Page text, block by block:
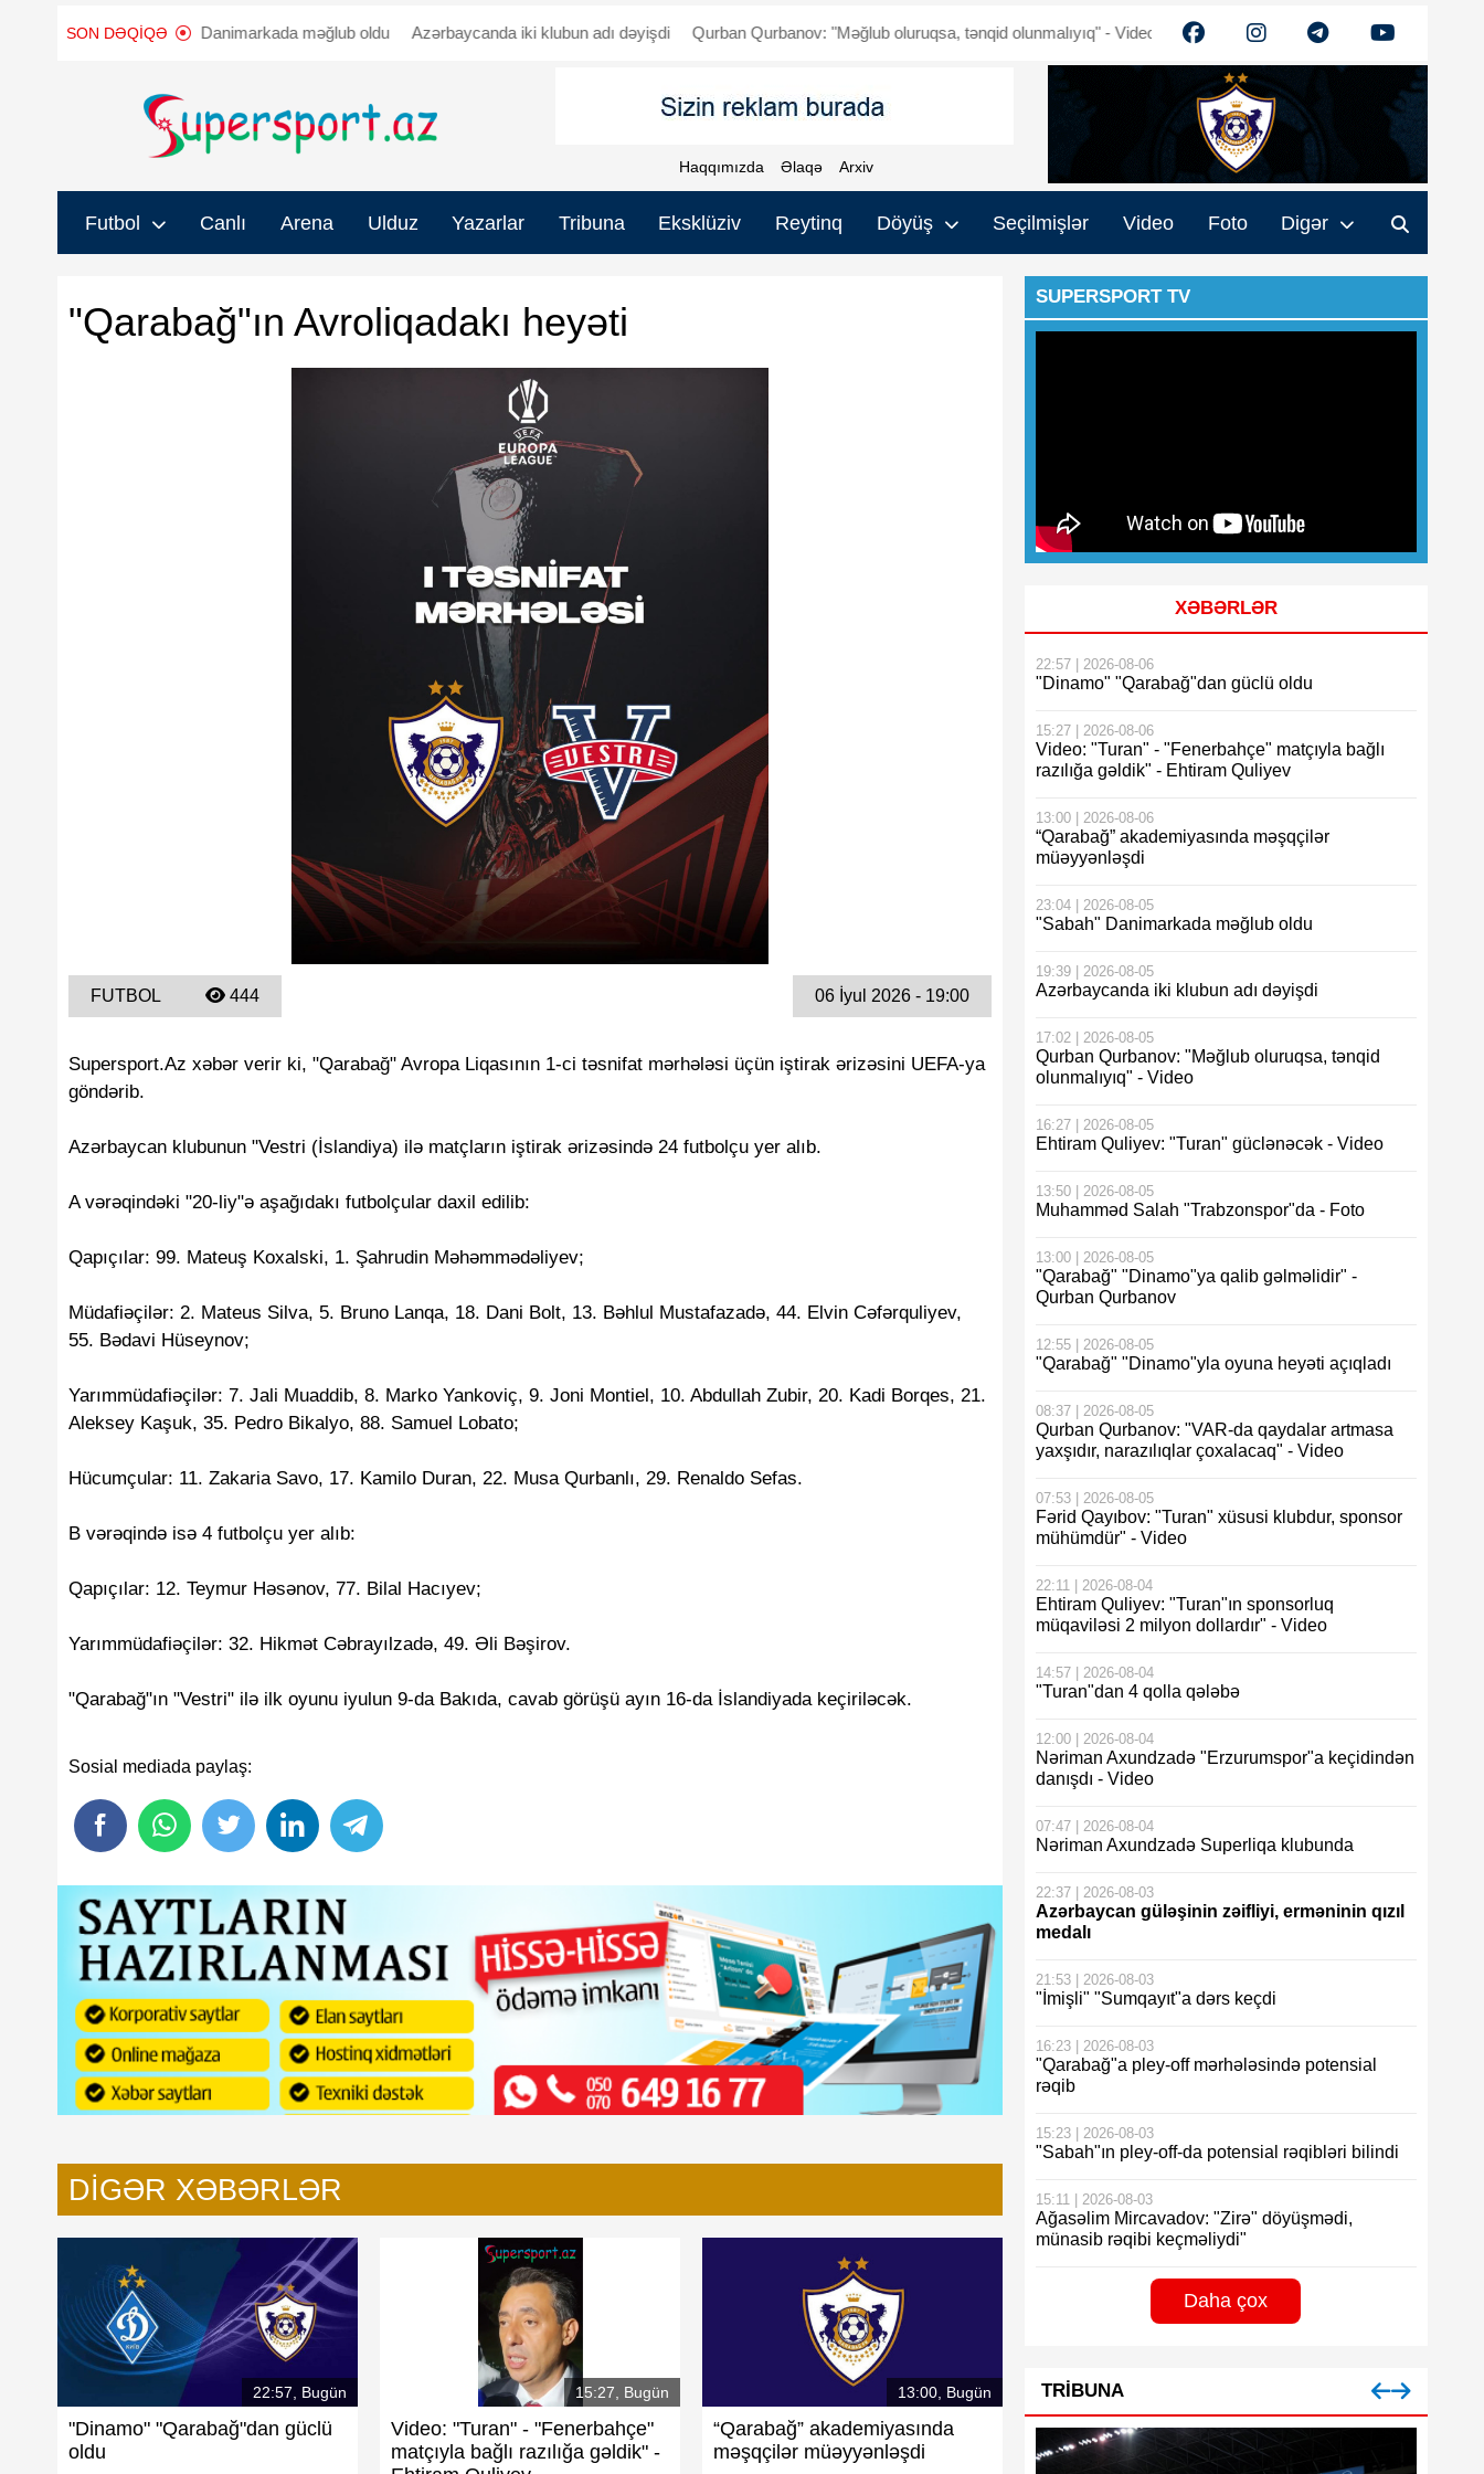
SON DƏQIQƏ
"Sabah" Danimarkada məğlub oldu Azərbaycanda iki klubun adı dəyişdi Qurban Qurbanov: "Məğlub oluruqsa, tənqid olunmalıyıq" - Video Ehtiram Quliyev: "Turan" güclənəcək - Video
Haqqımızda Əlaqə Arxiv
Futbol Canlı Arena Ulduz Yazarlar Tribuna Eksklüziv Reytinq Döyüş Seçilmişlər Video Foto Digər
"Qarabağ"ın Avroliqadakı heyəti
FUTBOL 444 06 İyul 2026 - 19:00
Supersport.Az xəbər verir ki, "Qarabağ" Avropa Liqasının 1-ci təsnifat mərhələsi üçün iştirak ərizəsini UEFA-ya
göndərib.
Azərbaycan klubunun "Vestri (İslandiya) ilə matçların iştirak ərizəsində 24 futbolçu yer alıb.
A vərəqindəki "20-liy"ə aşağıdakı futbolçular daxil edilib:
Qapıçılar: 99. Mateuş Koxalski, 1. Şahrudin Məhəmmədəliyev;
Müdafiəçilər: 2. Mateus Silva, 5. Bruno Lanqa, 18. Dani Bolt, 13. Bəhlul Mustafazadə, 44. Elvin Cəfərquliyev,
55. Bədavi Hüseynov;
Yarımmüdafiəçilər: 7. Jali Muaddib, 8. Marko Yankoviç, 9. Joni Montiel, 10. Abdullah Zubir, 20. Kadi Borqes, 21.
Aleksey Kaşuk, 35. Pedro Bikalyo, 88. Samuel Lobato;
Hücumçular: 11. Zakaria Savo, 17. Kamilo Duran, 22. Musa Qurbanlı, 29. Renaldo Sefas.
B vərəqində isə 4 futbolçu yer alıb:
Qapıçılar: 12. Teymur Həsənov, 77. Bilal Hacıyev;
Yarımmüdafiəçilər: 32. Hikmət Cəbrayılzadə, 49. Əli Bəşirov.
"Qarabağ"ın "Vestri" ilə ilk oyunu iyulun 9-da Bakıda, cavab görüşü ayın 16-da İslandiyada keçiriləcək.
Sosial mediada paylaş:
DIGƏR XƏBƏRLƏR
22:57, Bugün
"Dinamo" "Qarabağ"dan güclü
oldu
15:27, Bugün
Video: "Turan" - "Fenerbahçe"
matçıyla bağlı razılığa gəldik" -
13:00, Bugün
“Qarabağ” akademiyasında
məşqçilər müəyyənləşdi
SUPERSPORT TV
XƏBƏRLƏR
22:57 | 2026-08-06
"Dinamo" "Qarabağ"dan güclü oldu
15:27 | 2026-08-06
Video: "Turan" - "Fenerbahçe" matçıyla bağlı
razılığa gəldik" - Ehtiram Quliyev
13:00 | 2026-08-06
“Qarabağ” akademiyasında məşqçilər
müəyyənləşdi
23:04 | 2026-08-05
"Sabah" Danimarkada məğlub oldu
19:39 | 2026-08-05
Azərbaycanda iki klubun adı dəyişdi
17:02 | 2026-08-05
Qurban Qurbanov: "Məğlub oluruqsa, tənqid
olunmalıyıq" - Video
16:27 | 2026-08-05
Ehtiram Quliyev: "Turan" güclənəcək - Video
13:50 | 2026-08-05
Muhamməd Salah "Trabzonspor"da - Foto
13:00 | 2026-08-05
"Qarabağ" "Dinamo"ya qalib gəlməlidir" -
Qurban Qurbanov
12:55 | 2026-08-05
"Qarabağ" "Dinamo"yla oyuna heyəti açıqladı
08:37 | 2026-08-05
Qurban Qurbanov: "VAR-da qaydalar artmasa
yaxşıdır, narazılıqlar çoxalacaq" - Video
07:53 | 2026-08-05
Fərid Qayıbov: "Turan" xüsusi klubdur, sponsor
mühümdür" - Video
22:11 | 2026-08-04
Ehtiram Quliyev: "Turan"ın sponsorluq
müqaviləsi 2 milyon dollardır" - Video
14:57 | 2026-08-04
"Turan"dan 4 qolla qələbə
12:00 | 2026-08-04
Nəriman Axundzadə "Erzurumspor"a keçidindən
danışdı - Video
07:47 | 2026-08-04
Nəriman Axundzadə Superliqa klubunda
22:37 | 2026-08-03
Azərbaycan güləşinin zəifliyi, erməninin qızıl
medalı
21:53 | 2026-08-03
"İmişli" "Sumqayıt"a dərs keçdi
16:23 | 2026-08-03
"Qarabağ"a pley-off mərhələsində potensial
rəqib
15:23 | 2026-08-03
"Sabah"ın pley-off-da potensial rəqibləri bilindi
15:11 | 2026-08-03
Ağasəlim Mircavadov: "Zirə" döyüşmədi,
münasib rəqibi keçməliydi"
Daha çox
TRIBUNA